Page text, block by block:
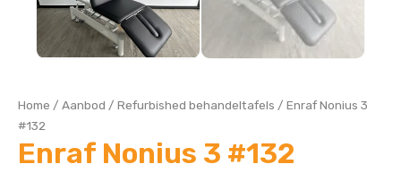
Home / Aanbod / Refurbished behandeltafels / Enraf Nonius 3
#132
Enraf Nonius 3 #132